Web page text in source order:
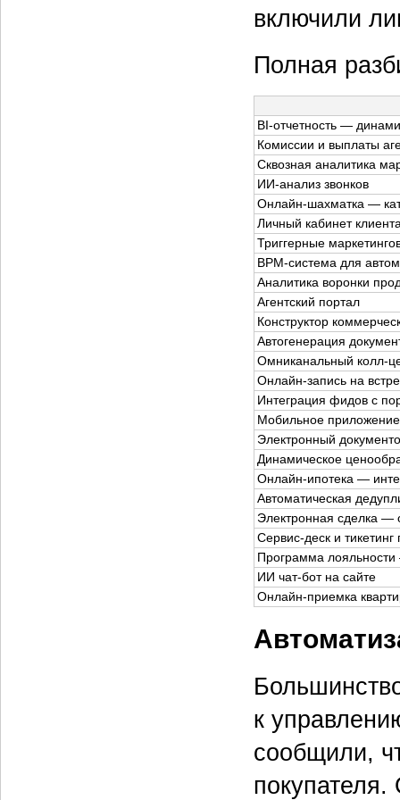
включили
Полная
BI-отчетность —
Комиссии и выплаты
Сквозная аналитика
ИИ-анализ звонков
Онлайн-шахматка —
Личный кабинет
Триггерные
BPM-система для
Аналитика воронки
Агентский портал
Конструктор
Автогенерация
Омниканальный колл-
Онлайн-запись на
Интеграция фидов с
Мобильное
Электронный
Динамическое
Онлайн-ипотека —
Автоматическая
Электронная сделка —
Сервис-деск и
Программа
ИИ чат-бот на сайте
Онлайн-приемка
к
сообщили,
покупателя.